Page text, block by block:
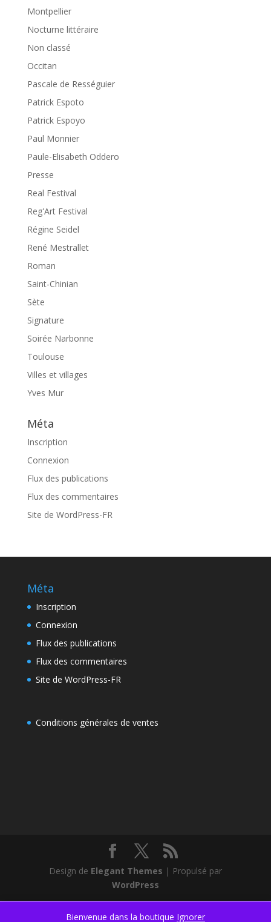
Bienvenue dans la boutique Ignorer
Montpellier
Nocturne littéraire
Non classé
Occitan
Pascale de Rességuier
Patrick Espoto
Patrick Espoyo
Paul Monnier
Paule-Elisabeth Oddero
Presse
Real Festival
Reg'Art Festival
Régine Seidel
René Mestrallet
Roman
Saint-Chinian
Sète
Signature
Soirée Narbonne
Toulouse
Villes et villages
Yves Mur
Méta
Inscription
Connexion
Flux des publications
Flux des commentaires
Site de WordPress-FR
Méta
Inscription
Connexion
Flux des publications
Flux des commentaires
Site de WordPress-FR
Conditions générales de ventes
Design de Elegant Themes | Propulsé par
WordPress